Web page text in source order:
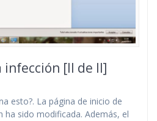
[II de II]
esto?. La página de inicio de
ha sido modificada. Además, el